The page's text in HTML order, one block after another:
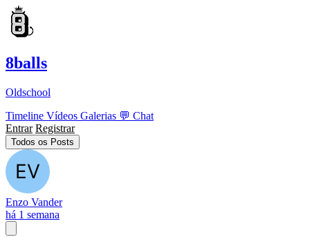
8balls
Oldschool
Timeline Vídeos Galerias 💬 Chat
Entrar Registrar
Todos os Posts
Enzo Vander
há 1 semana